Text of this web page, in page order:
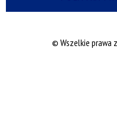
© Wszelkie prawa